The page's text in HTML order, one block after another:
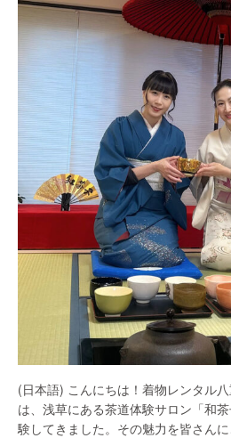
(日本語) こんにちは！着物レンタル
は、浅草にある茶道体験サロン「和
験してきました。その魅力を皆さんに